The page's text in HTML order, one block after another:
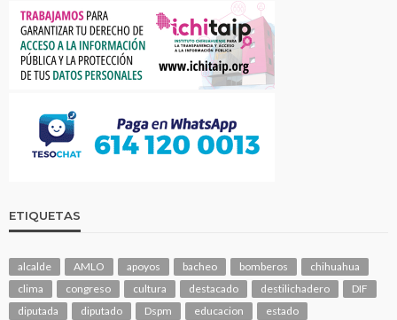
ETIQUETAS
alcalde AMLO apoyos bacheo bomberos
chihuahua
clima
congreso cultura destacado destilichadero
DIF
diputada
diputado Dspm educacion
estado